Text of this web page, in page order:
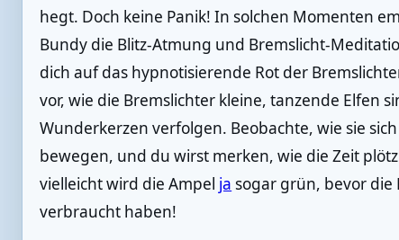
hegt. Doch keine Panik! In solchen Momenten
Bundy die Blitz-Atmung und Bremslicht-
dich auf das hypnotisierende Rot der
vor, wie die Bremslichter kleine, tanzende Elfen
Wunderkerzen verfolgen. Beobachte, wie sie
bewegen, und du wirst merken, wie die Zeit
vielleicht wird die Ampel ja sogar grün, bevor die
verbraucht haben!